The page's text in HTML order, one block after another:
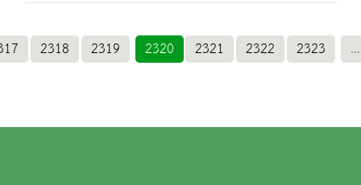
2318 2319 2320 2321 2322 2323 ...